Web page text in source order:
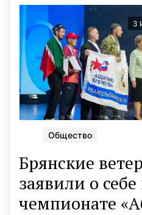
3
Общество
Брянские
заявили о себе
чемпионате